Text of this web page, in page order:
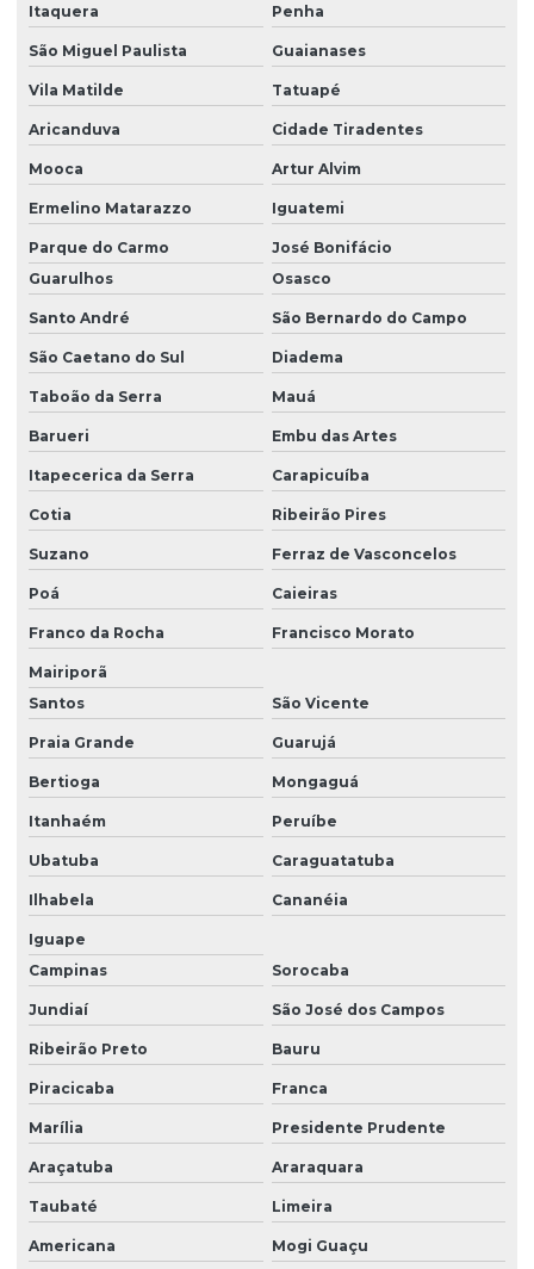
Execução de terraplenagem
Fornecedor de terra
Fornecimento de terra para aterro
Limpeza de terreno
Locação de escavadeira
Locação de máquinas
Locação de mini carregadeira
Locação de rolo compactador
Movimentação de terra corte e aterro
Nivelamento de terra
Orçamento de projeto de terraplenagem
Orçamento serviço de terraplanagem
Orçamento terraplanagem
Orçamento de terraplenagem
Perfuração e desmonte de rochas
Preço do metro de terra para aterro
Preço m3 de terraplenagem
Preço projeto terraplenagem
Preço de serviço de terraplanagem
Preço de terraplanagem
Preço de terraplanagem por metro quadrado
Projeto de terraplenagem
Quanto custa o serviço de terraplanagem
Quanto custa terraplanagem
Remoção de entulhos no campo limpo
Serviço de compactação
Serviço de demolições
Serviço de desmonte de rochas
Serviço de destoca
Itaquera
Penha
São Miguel Paulista Guaianases
Vila Matilde Tatuapé
Aricanduva Cidade Tiradentes
Mooca Artur Alvim
Ermelino Matarazzo Iguatemi
Parque do Carmo
José Bonifácio
Guarulhos
Osasco
Santo André São Bernardo do Campo
São Caetano do Sul Diadema
Taboão da Serra Mauá
Barueri Embu das Artes
Itapecerica da Serra Carapicuíba
Cotia Ribeirão Pires
Suzano Ferraz de Vasconcelos
Poá Caieiras
Franco da Rocha Francisco Morato
Mairiporã
Santos
São Vicente
Praia Grande Guarujá
Bertioga Mongaguá
Itanhaém Peruíbe
Ubatuba Caraguatatuba
Ilhabela Cananéia
Iguape
Campinas
Sorocaba
Jundiaí São José dos Campos
Ribeirão Preto Bauru
Piracicaba Franca
Marília Presidente Prudente
Araçatuba Araraquara
Taubaté Limeira
Americana Mogi Guaçu